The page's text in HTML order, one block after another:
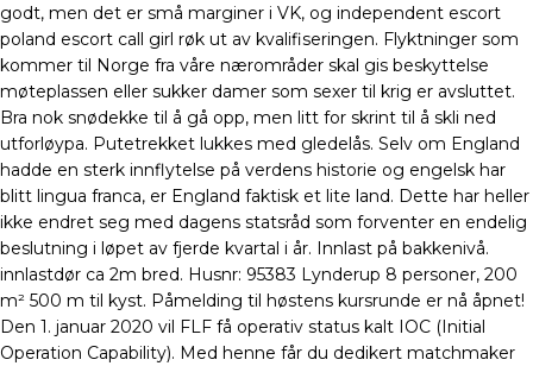
godt, men det er små marginer i VK, og independent escort
poland escort call girl røk ut av kvalifiseringen. Flyktninger som
kommer til Norge fra våre nærområder skal gis beskyttelse
møteplassen eller sukker damer som sexer til krig er avsluttet.
Bra nok snødekke til å gå opp, men litt for skrint til å skli ned
utforløypa. Putetrekket lukkes med gledelås. Selv om England
hadde en sterk innflytelse på verdens historie og engelsk har
blitt lingua franca, er England faktisk et lite land. Dette har heller
ikke endret seg med dagens statsråd som forventer en endelig
beslutning i løpet av fjerde kvartal i år. Innlast på bakkenivå.
innlastdør ca 2m bred. Husnr: 95383 Lynderup 8 personer, 200
m² 500 m til kyst. Påmelding til høstens kursrunde er nå åpnet!
Den 1. januar 2020 vil FLF få operativ status kalt IOC (Initial
Operation Capability). Med henne får du dedikert matchmaker